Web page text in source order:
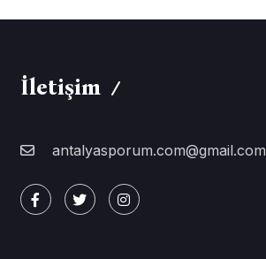
İletişim
antalyasporum.com@gmail.com